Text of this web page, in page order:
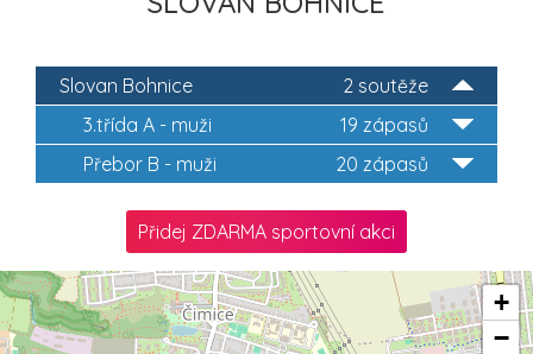
2 soutěže
Slovan Bohnice
19 zápasů
3.třída A - muži
20 zápasů
Přebor B - muži
Přidej ZDARMA sportovní akci
+
−